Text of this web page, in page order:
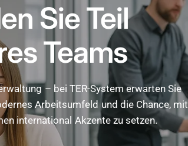
Sie Teil
Teams
– bei TER-System erwarten Sie
Arbeitsumfeld und die Chance, mit
international Akzente zu setzen.